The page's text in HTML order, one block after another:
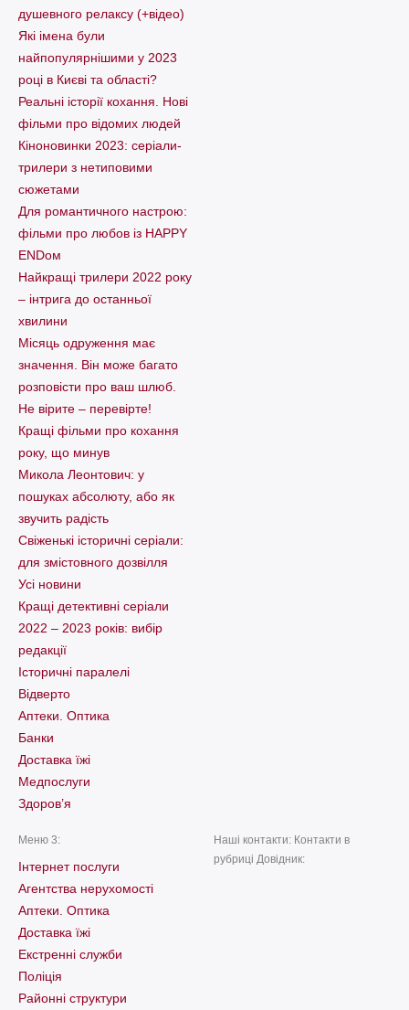
душевного релаксу (+відео)
Які імена були
найпопулярнішими у 2023
році в Києві та області?
Реальні історії кохання. Нові
фільми про відомих людей
Кіноновинки 2023: серіали-
трилери з нетиповими
сюжетами
Для романтичного настрою:
фільми про любов із HAPPY
ENDом
Найкращі трилери 2022 року
– інтрига до останньої
хвилини
Місяць одруження має
значення. Він може багато
розповісти про ваш шлюб.
Не вірите – перевірте!
Кращі фільми про кохання
року, що минув
Микола Леонтович: у
пошуках абсолюту, або як
звучить радість
Свіженькі історичні серіали:
для змістовного дозвілля
Усі новини
Кращі детективні серіали
2022 – 2023 років: вибір
редакції
Історичні паралелі
Відверто
Аптеки. Оптика
Банки
Доставка їжі
Медпослуги
Здоров’я
Меню 3:
Інтернет послуги
Агентства нерухомості
Аптеки. Оптика
Доставка їжі
Екстренні служби
Поліція
Районні структури
Наші контакти: Контакти в
рубриці Довідник: